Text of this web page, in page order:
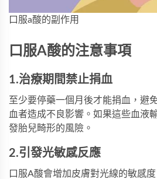
口服a酸的副作用
口服A酸的注意事項
1.治療期間禁止捐血
至少要停藥一個月後才能捐血，避
血者造成不良影響。如果這些血液
發胎兒畸形的風險。
2.引發光敏感反應
口服A酸會增加皮膚對光線的敏感